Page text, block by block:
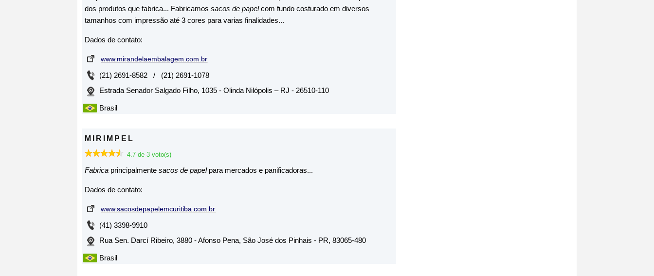
dos produtos que fabrica... Fabricamos sacos de papelcom fundo costurado em diversos
tamanhos com impressão até 3 cores para varias finalidades...
Dados de contato:
www.mirandelaembalagem.com.br
(21) 2691-8582 / (21) 2691-1078
Estrada Senador Salgado Filho, 1035 - Olinda Nilópolis – RJ - 26510-110
Brasil
MIRIMPEL
4.7 de 3 voto(s)
Fabrica principalmente sacos de papelpara mercados e panificadoras...
Dados de contato:
www.sacosdepapelemcuritiba.com.br
(41) 3398-9910
Rua Sen. Darcí Ribeiro, 3880 - Afonso Pena, São José dos Pinhais - PR, 83065-480
Brasil